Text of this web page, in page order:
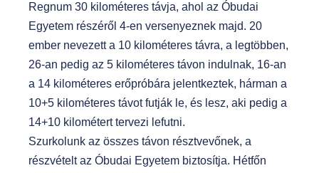
Regnum 30 kilométeres távja, ahol az Óbudai
Egyetem részéről 4-en versenyeznek majd. 20
ember nevezett a 10 kilométeres távra, a legtöbben,
26-an pedig az 5 kilométeres távon indulnak, 16-an
a 14 kilométeres erőpróbára jelentkeztek, hárman a
10+5 kilométeres távot futják le, és lesz, aki pedig a
14+10 kilométert tervezi lefutni.
Szurkolunk az összes távon résztvevőnek, a
részvételt az Óbudai Egyetem biztosítja. Hétfőn